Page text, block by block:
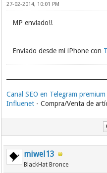
27-02-2014, 10:01 PM
MP enviado!!
Enviado desde mi iPhone con
Canal SEO en Telegram premium
Influenet - Compra/Venta de
miwel13
BlackHat Bronce